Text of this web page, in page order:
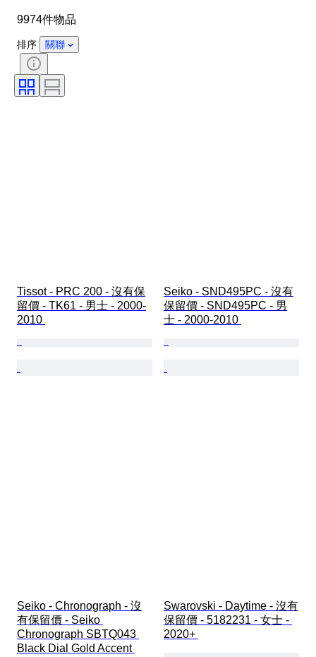
性別
證明
訂裝
顏色
錶帶材質
9974件物品
排序 關聯
Tissot - PRC 200 - 沒有保
留價 - TK61 - 男士 - 2000-
2010
Seiko - SND495PC - 沒有
保留價 - SND495PC - 男
士 - 2000-2010
Seiko - Chronograph - 沒
有保留價 - Seiko
Chronograph SBTQ043
Black Dial Gold Accent
Swarovski - Daytime - 沒有
保留價 - 5182231 - 女士 -
2020+